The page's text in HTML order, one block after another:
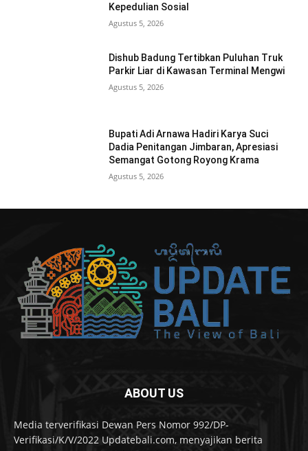
Kepedulian Sosial
Agustus 5, 2026
Dishub Badung Tertibkan Puluhan Truk
Parkir Liar di Kawasan Terminal Mengwi
Agustus 5, 2026
Bupati Adi Arnawa Hadiri Karya Suci
Dadia Penitangan Jimbaran, Apresiasi
Semangat Gotong Royong Krama
Agustus 5, 2026
ABOUT US
Media terverifikasi Dewan Pers Nomor 992/DP-
Verifikasi/K/V/2022 Updatebali.com, menyajikan berita